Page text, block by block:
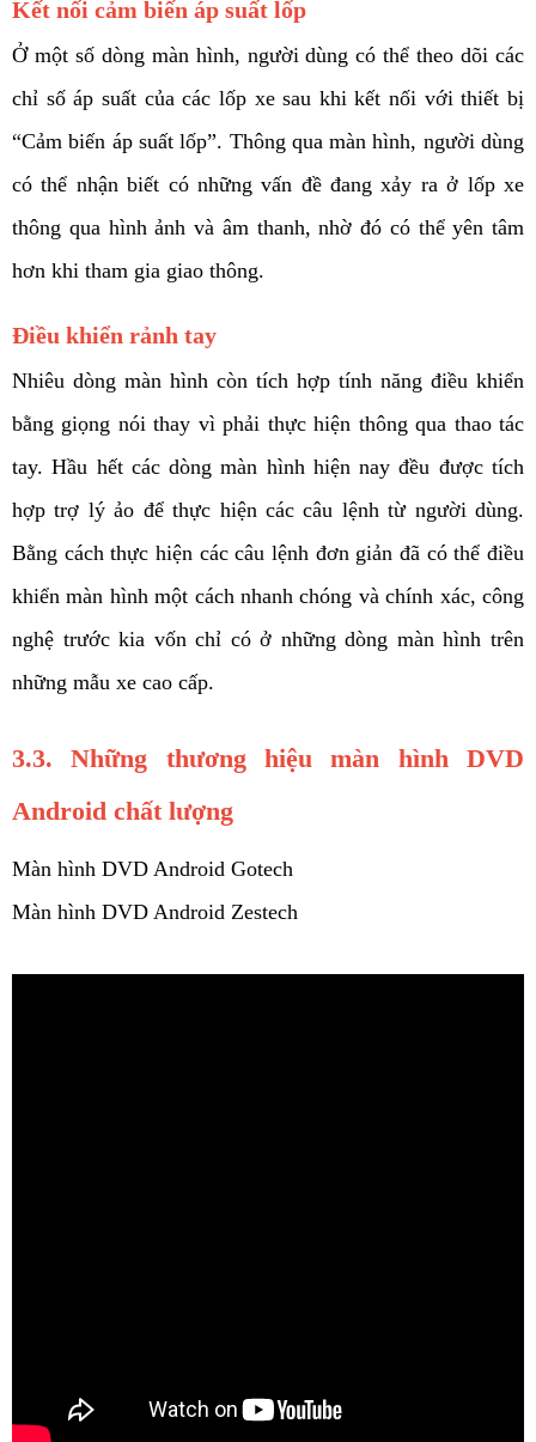
Kết nối cảm biến áp suất lốp
Ở một số dòng màn hình, người dùng có thể theo dõi các
chỉ số áp suất của các lốp xe sau khi kết nối với thiết bị
“Cảm biến áp suất lốp”. Thông qua màn hình, người dùng
có thể nhận biết có những vấn đề đang xảy ra ở lốp xe
thông qua hình ảnh và âm thanh, nhờ đó có thể yên tâm
hơn khi tham gia giao thông.
Điều khiển rảnh tay
Nhiêu dòng màn hình còn tích hợp tính năng điều khiển
bằng giọng nói thay vì phải thực hiện thông qua thao tác
tay. Hầu hết các dòng màn hình hiện nay đều được tích
hợp trợ lý ảo để thực hiện các câu lệnh từ người dùng.
Bằng cách thực hiện các câu lệnh đơn giản đã có thể điều
khiển màn hình một cách nhanh chóng và chính xác, công
nghệ trước kia vốn chỉ có ở những dòng màn hình trên
những mẫu xe cao cấp.
3.3. Những thương hiệu màn hình DVD
Android chất lượng
Màn hình DVD Android Gotech
Màn hình DVD Android Zestech